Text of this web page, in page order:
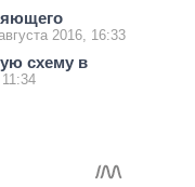
2016, 16:33
схему в